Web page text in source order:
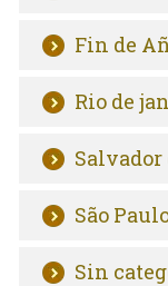
Fin de
Rio de
Salvador
São
Sin